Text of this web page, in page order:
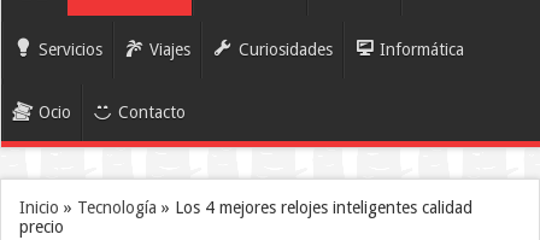
Servicios Viajes Curiosidades Informática
Ocio Contacto
Inicio » Tecnología » Los 4 mejores relojes inteligentes calidad
precio